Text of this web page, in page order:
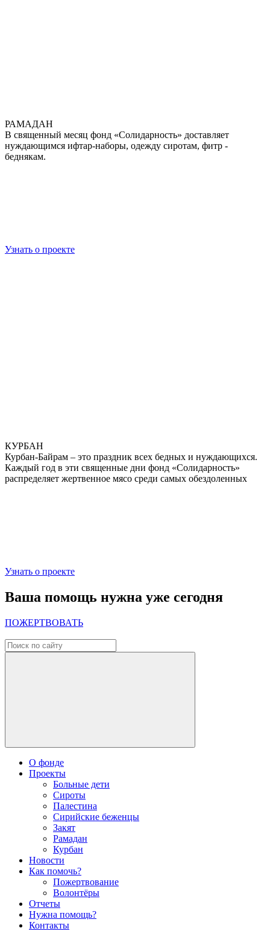
РАМАДАН
В священный месяц фонд «Солидарность» доставляет
нуждающимся ифтар-наборы, одежду сиротам, фитр -
беднякам.
Узнать о проекте
КУРБАН
Курбан-Байрам – это праздник всех бедных и нуждающихся.
Каждый год в эти священные дни фонд «Солидарность»
распределяет жертвенное мясо среди самых обездоленных
Узнать о проекте
Ваша помощь нужна уже сегодня
ПОЖЕРТВОВАТЬ
О фонде
Проекты
Больные дети
Сироты
Палестина
Сирийские беженцы
Закят
Рамадан
Курбан
Новости
Как помочь?
Пожертвование
Волонтёры
Отчеты
Нужна помощь?
Контакты